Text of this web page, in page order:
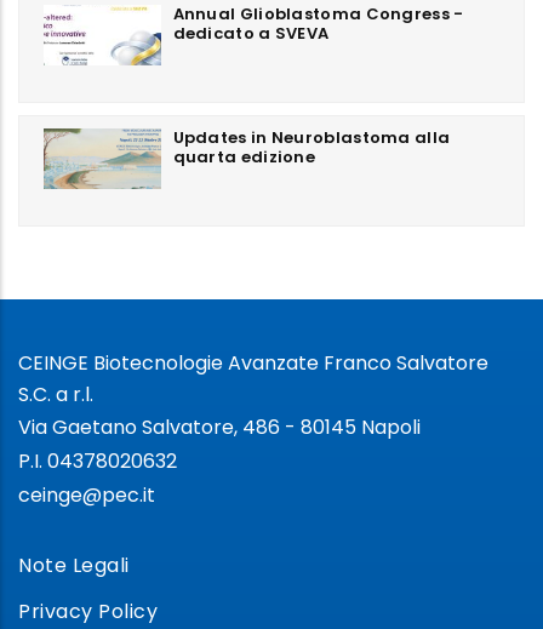
Annual Glioblastoma Congress -
dedicato a SVEVA
Updates in Neuroblastoma alla
quarta edizione
CEINGE Biotecnologie Avanzate Franco Salvatore
S.C. a r.l.
Via Gaetano Salvatore, 486 - 80145 Napoli
P.I. 04378020632
ceinge@pec.it
Note Legali
Privacy Policy